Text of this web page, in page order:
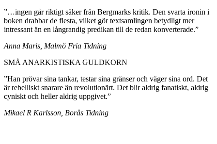
”…ingen går riktigt säker från Bergmarks kritik. Den svarta ironin i
boken drabbar de flesta, vilket gör textsamlingen betydligt mer
intressant än en långrandig predikan till de redan konverterade.”
Anna Maris, Malmö Fria Tidning
SMÅ ANARKISTISKA GULDKORN
”Han prövar sina tankar, testar sina gränser och väger sina ord. Det
är rebelliskt snarare än revolutionärt. Det blir aldrig fanatiskt, aldrig
cyniskt och heller aldrig uppgivet.”
Mikael R Karlsson, Borås Tidning